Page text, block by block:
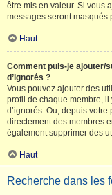
être mis en valeur. Si vous
messages seront masqués
Haut
Comment puis-je ajouter/
d’ignorés ?
Vous pouvez ajouter des
profil de chaque membre, il
d’ignorés. Ou, depuis
directement des membres
également supprimer des
Haut
Recherche dans les